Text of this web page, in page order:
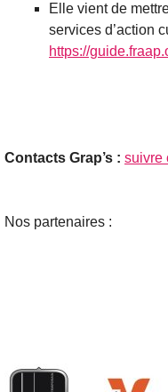
Elle vient de
services d’action
https://
Contacts Grap’s : suivre
Nos partenaires :